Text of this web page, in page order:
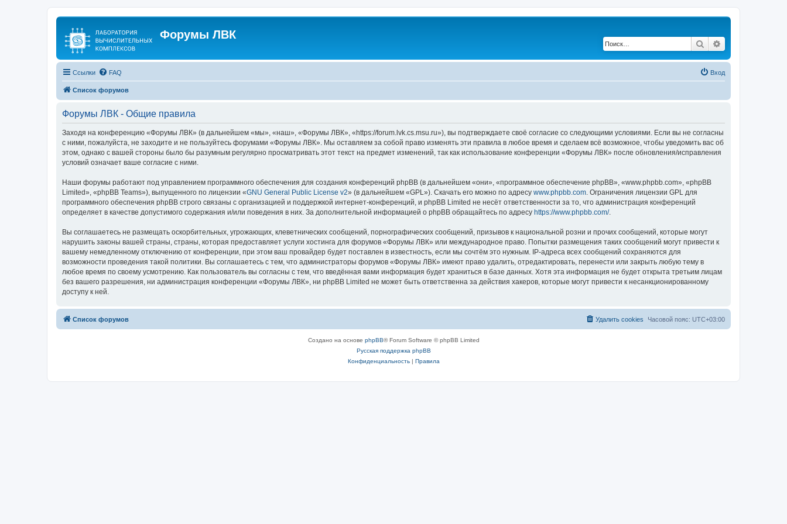
Форумы ЛВК
Поиск
Ссылки FAQ Вход
Список форумов
Форумы ЛВК - Общие правила
Заходя на конференцию «Форумы ЛВК» (в дальнейшем «мы», «наш», «Форумы ЛВК», «https://forum.lvk.cs.msu.ru»), вы подтверждаете своё согласие со следующими условиями. Если вы не согласны
с ними, пожалуйста, не заходите и не пользуйтесь форумами «Форумы ЛВК». Мы оставляем за собой право изменять эти правила в любое время и сделаем всё возможное, чтобы уведомить вас об
этом, однако с вашей стороны было бы разумным регулярно просматривать этот текст на предмет изменений, так как использование конференции «Форумы ЛВК» после обновления/исправления
условий означает ваше согласие с ними.
Наши форумы работают под управлением программного обеспечения для создания конференций phpBB (в дальнейшем «они», «программное обеспечение phpBB», «www.phpbb.com», «phpBB
Limited», «phpBB Teams»), выпущенного по лицензии «GNU General Public License v2» (в дальнейшем «GPL»). Скачать его можно по адресу www.phpbb.com. Ограничения лицензии GPL для
программного обеспечения phpBB строго связаны с организацией и поддержкой интернет-конференций, и phpBB Limited не несёт ответственности за то, что администрация конференций
определяет в качестве допустимого содержания и/или поведения в них. За дополнительной информацией о phpBB обращайтесь по адресу https://www.phpbb.com/.
Вы соглашаетесь не размещать оскорбительных, угрожающих, клеветнических сообщений, порнографических сообщений, призывов к национальной розни и прочих сообщений, которые могут
нарушить законы вашей страны, страны, которая предоставляет услуги хостинга для форумов «Форумы ЛВК» или международное право. Попытки размещения таких сообщений могут привести к
вашему немедленному отключению от конференции, при этом ваш провайдер будет поставлен в известность, если мы сочтём это нужным. IP-адреса всех сообщений сохраняются для
возможности проведения такой политики. Вы соглашаетесь с тем, что администраторы форумов «Форумы ЛВК» имеют право удалить, отредактировать, перенести или закрыть любую тему в
любое время по своему усмотрению. Как пользователь вы согласны с тем, что введённая вами информация будет храниться в базе данных. Хотя эта информация не будет открыта третьим лицам
без вашего разрешения, ни администрация конференции «Форумы ЛВК», ни phpBB Limited не может быть ответственна за действия хакеров, которые могут привести к несанкционированному
доступу к ней.
Список форумов Часовой пояс: UTC+03:00
Удалить cookies
Создано на основе phpBB® Forum Software © phpBB Limited
Русская поддержка phpBB
Конфиденциальность| Правила